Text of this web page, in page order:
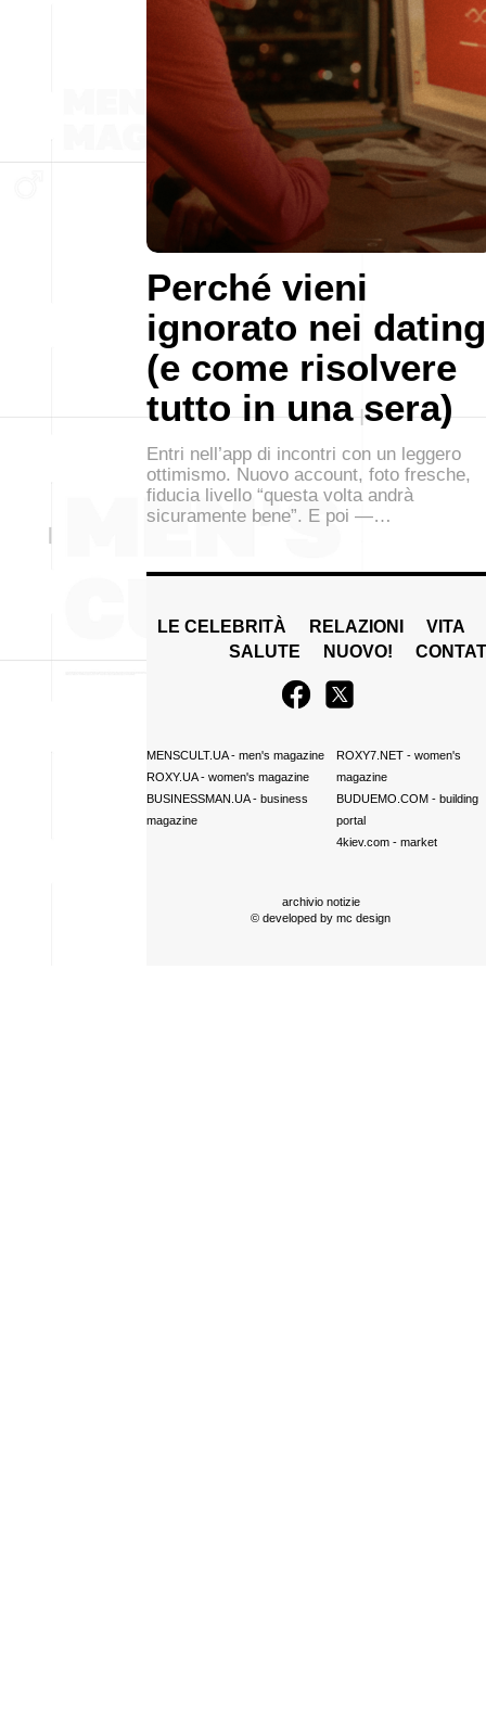
Perché vieni
ignorato nei dating
(e come risolvere
tutto in una sera)
Entri nell’app di incontri con un leggero
ottimismo. Nuovo account, foto fresche,
fiducia livello “questa volta andrà
sicuramente bene”. E poi —…
LE CELEBRITÀ RELAZIONI
VITA
SALUTE
NUOVO!
MENSCULT.UA- men's magazine
ROXY.UA- women's magazine
BUSINESSMAN.UA- business
magazine
ROXY7.NET- women's
magazine
BUDUEMO.COM- building
portal
4kiev.com- market
archivio notizie
© developed by mc design